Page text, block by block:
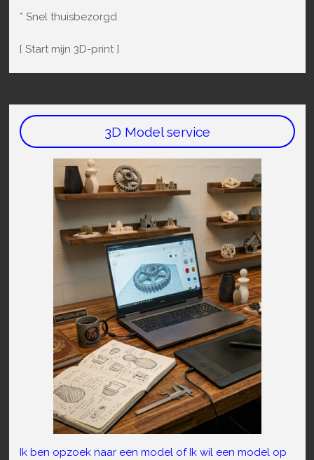
* Snel thuisbezorgd
[ Start mijn 3D-print ]
3D Model service
Ik ben opzoek naar een model of Ik wil een model op